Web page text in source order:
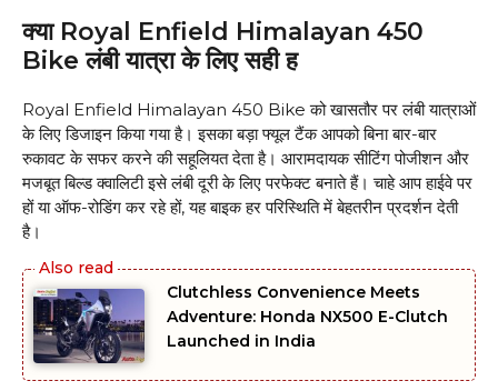
क्या Royal Enfield Himalayan 450
Bike लंबी यात्रा के लिए सही ह
Royal Enfield Himalayan 450 Bike को खासतौर पर लंबी यात्राओं
के लिए डिजाइन किया गया है। इसका बड़ा फ्यूल टैंक आपको बिना बार-बार
रुकावट के सफर करने की सहूलियत देता है। आरामदायक सीटिंग पोजीशन और
मजबूत बिल्ड क्वालिटी इसे लंबी दूरी के लिए परफेक्ट बनाते हैं। चाहे आप हाईवे पर
हों या ऑफ-रोडिंग कर रहे हों, यह बाइक हर परिस्थिति में बेहतरीन प्रदर्शन देती
है।
Clutchless Convenience Meets
Adventure: Honda NX500 E-Clutch
Launched in India